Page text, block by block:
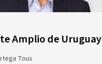
Amplio de Uruguay
Tous